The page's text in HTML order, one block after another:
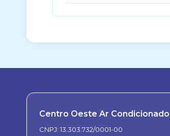
Centro Oeste Ar Condicionado
CNPJ: 13.303.732/0001-00